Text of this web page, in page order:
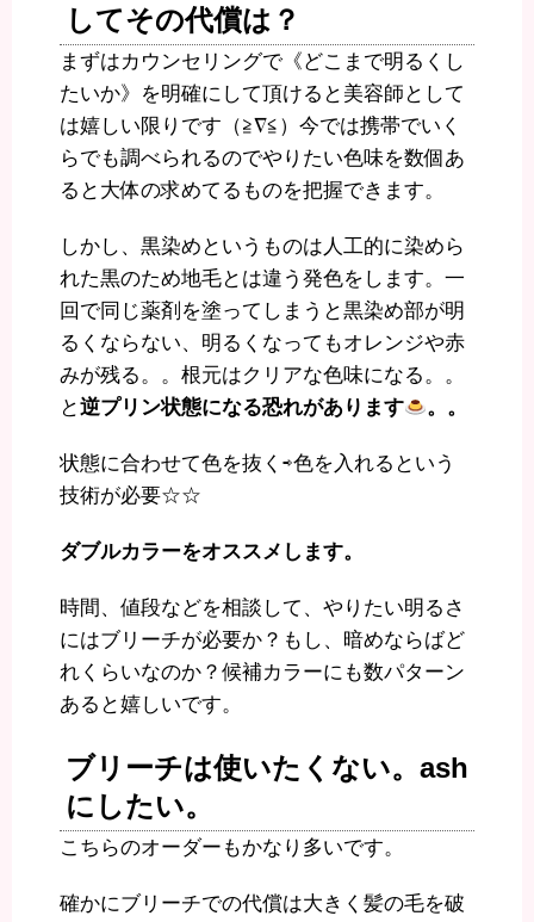
してその代償は？
まずはカウンセリングで《どこまで明るくし
たいか》を明確にして頂けると美容師として
は嬉しい限りです（≧∇≦）今では携帯でいく
らでも調べられるのでやりたい色味を数個あ
ると大体の求めてるものを把握できます。
しかし、黒染めというものは人工的に染めら
れた黒のため地毛とは違う発色をします。一
回で同じ薬剤を塗ってしまうと黒染め部が明
るくならない、明るくなってもオレンジや赤
みが残る。。根元はクリアな色味になる。。
と逆プリン状態になる恐れがあります 。。
状態に合わせて色を抜く⇨色を入れるという
技術が必要☆☆
ダブルカラーをオススメします。
時間、値段などを相談して、やりたい明るさ
にはブリーチが必要か？もし、暗めならばど
れくらいなのか？候補カラーにも数パターン
あると嬉しいです。
ブリーチは使いたくない。ash
にしたい。
こちらのオーダーもかなり多いです。
確かにブリーチでの代償は大きく髪の毛を破